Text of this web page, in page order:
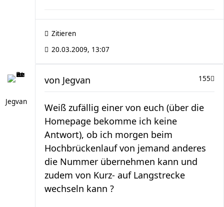
Zitieren
20.03.2009, 13:07
Jegvan
155
von Jegvan
Weiß zufällig einer von euch (über die
Homepage bekomme ich keine
Antwort), ob ich morgen beim
Hochbrückenlauf von jemand anderes
die Nummer übernehmen kann und
zudem von Kurz- auf Langstrecke
wechseln kann ?